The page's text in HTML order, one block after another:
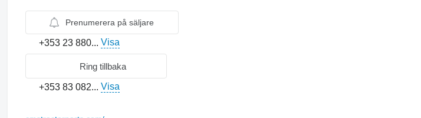
Prenumerera på säljare
+353 23 880... Visa
Ring tillbaka
+353 83 082... Visa